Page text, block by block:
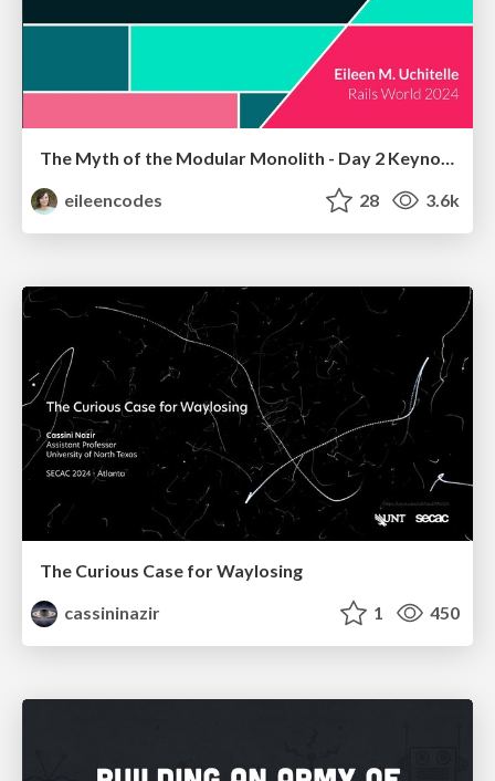
The Myth of the Modular Monolith - Day 2 Keynote - Rails World 2024
eileencodes
28 3.6k
The Curious Case for Waylosing
cassininazir
1 450